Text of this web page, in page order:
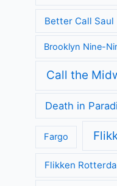
Better Call Saul
Brooklyn Nine-
Call the
Death in
Fargo
Flikken